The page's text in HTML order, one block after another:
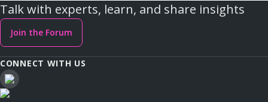
Talk with experts, learn, and share insights
Join the Forum
CONNECT WITH US